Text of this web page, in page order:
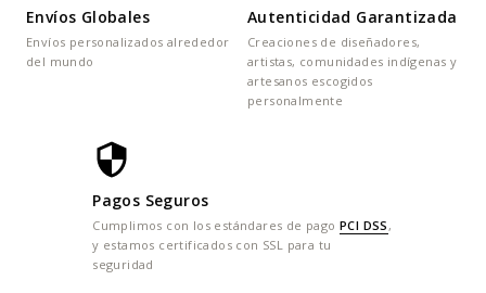
Envíos Globales
Envíos personalizados alrededor
del mundo
Autenticidad Garantizada
Creaciones de diseñadores,
artistas, comunidades indígenas y
artesanos escogidos
personalmente
Pagos Seguros
Cumplimos con los estándares de pagoPCI DSS ,
y estamos certificados con SSL para tu
seguridad